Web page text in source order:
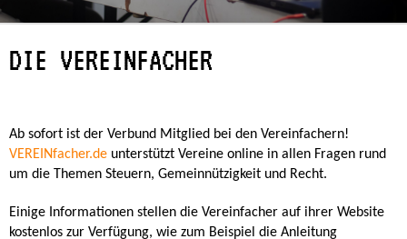
DIE VEREINFACHER
Ab sofort ist der Verbund Mitglied bei den Vereinfachern!
VEREINfacher.de unterstützt Vereine online in allen Fragen rund
um die Themen Steuern, Gemeinnützigkeit und Recht.
Einige Informationen stellen die Vereinfacher auf ihrer Website
kostenlos zur Verfügung, wie zum Beispiel die Anleitung